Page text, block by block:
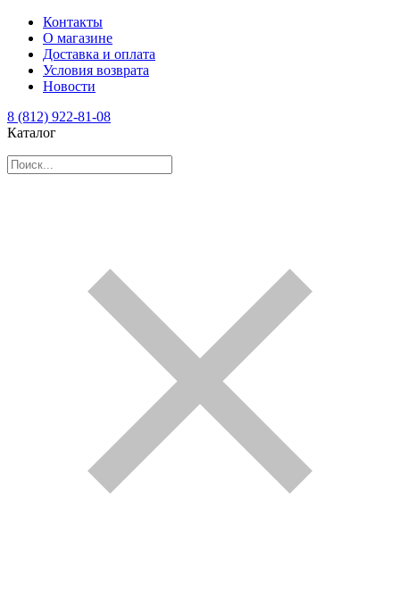
Контакты
О магазине
Доставка и оплата
Условия возврата
Новости
8 (812) 922-81-08
Каталог